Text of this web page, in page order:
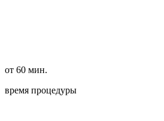
от 60 мин.
время процедуры